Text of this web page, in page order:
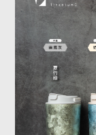
✅鈦造獨家色
晨霧粉櫻、月牙
翠、天空、鈦
讓辦公桌、健